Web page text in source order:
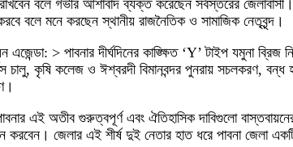
বলে গভীর আশাবাদ ব্যক্ত করেছেন সর্বস্তরের
বলে মনে করছেন স্থানীয় রাজনৈতিক ও সামাজিক নেতৃবৃন্দ।
এজেন্ডা: > পাবনার দীর্ঘদিনের কাঙ্ক্ষিত ‘Y’ টাইপ যমুনা
চালু, কৃষি কলেজ ও ঈশ্বরদী বিমানবন্দর পুনরায় সচলকরণ,
এই অতীব গুরুত্বপূর্ণ এবং ঐতিহাসিক দাবিগুলো
করবেন। জেলার এই শীর্ষ দুই নেতার হাত ধরে পাবনা জেলা